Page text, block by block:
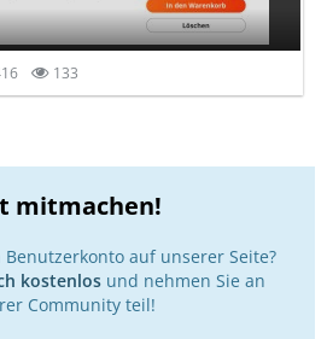
133
mitmachen!
auf unserer Seite?
kostenlosund nehmen Sie an
Community teil!